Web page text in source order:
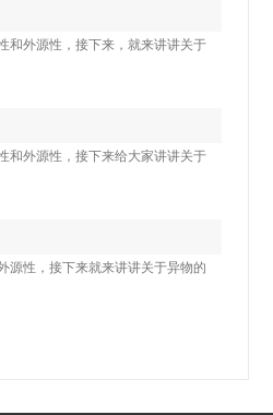
和外源性，接下来，就来讲讲关于
和外源性，接下来给大家讲讲关于
源性，接下来就来讲讲关于异物的